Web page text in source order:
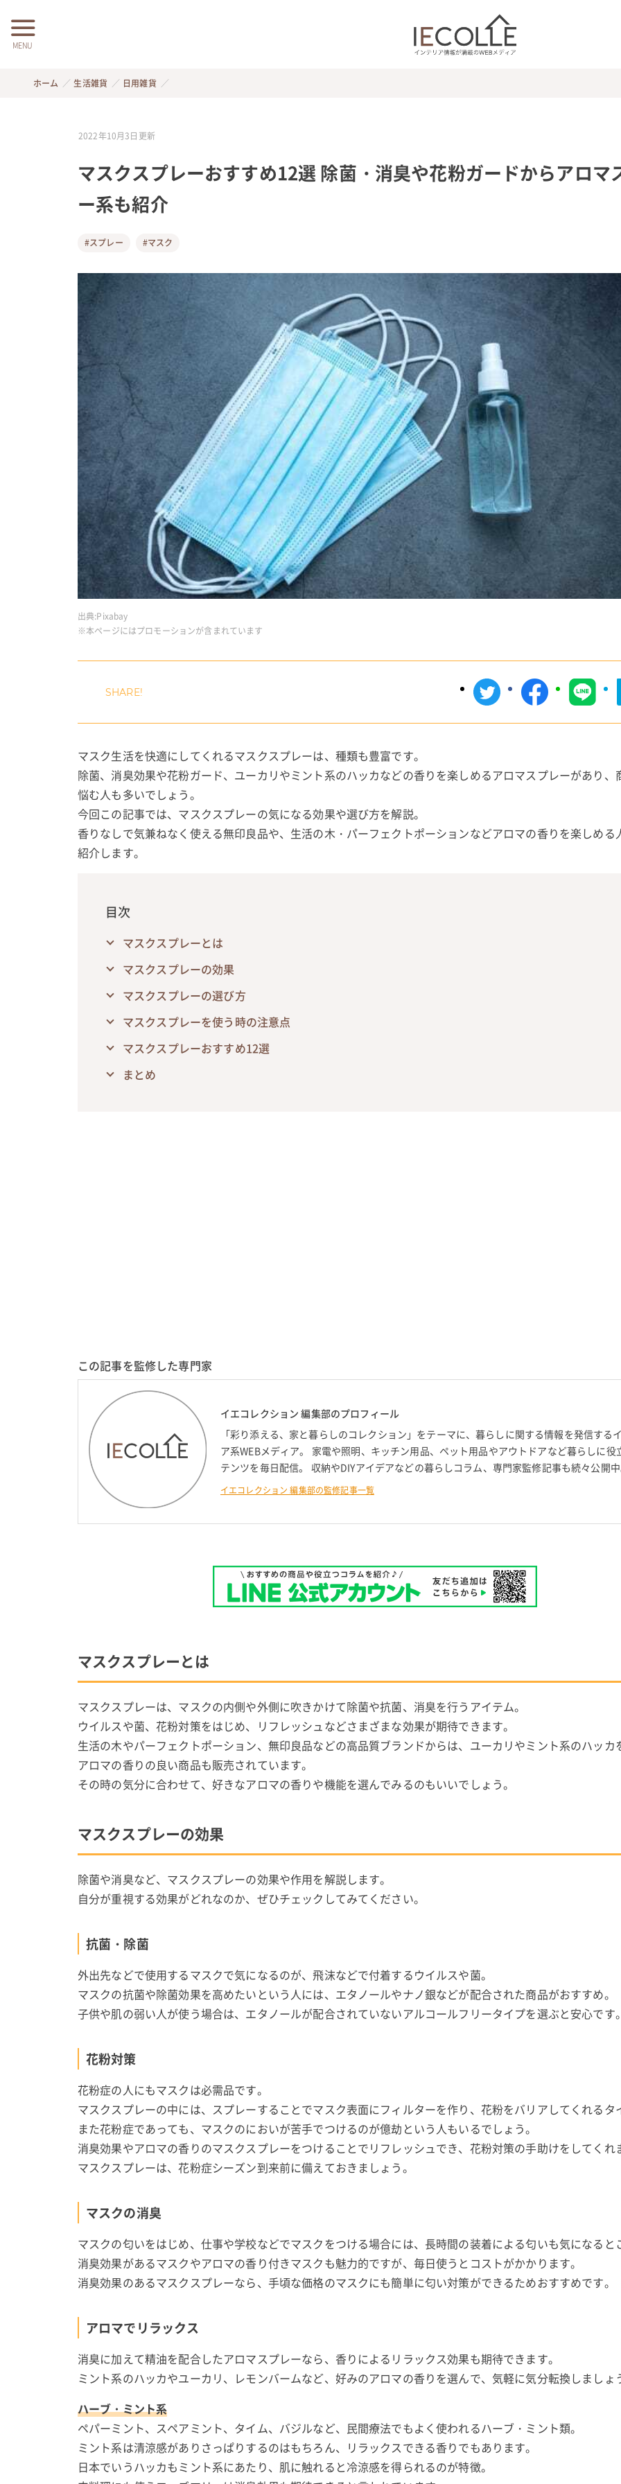
MENU
ホーム 生活雑貨 日用雑貨
2022年10月3日 更新
マスクスプレーおすすめ12選 除菌・消臭や花粉ガードからアロマ
ー系も紹介
#スプレー #マスク
出典:Pixabay
※本ページにはプロモーションが含まれています
マスク生活を快適にしてくれるマスクスプレーは、種類も豊富です。
除菌、消臭効果や花粉ガード、ユーカリやミント系のハッカなどの香りを楽しめるアロマスプレーがあり、
悩む人も多いでしょう。
今回この記事では、マスクスプレーの気になる効果や選び方を解説。
香りなしで気兼ねなく使える無印良品や、生活の木・パーフェクトポーションなどアロマの香りを楽しめる
紹介します。
目次
マスクスプレーとは
マスクスプレーの効果
マスクスプレーの選び方
マスクスプレーを使う時の注意点
マスクスプレーおすすめ12選
まとめ
この記事を監修した専門家
イエコレクション 編集部のプロフィール
「彩り添える、家と暮らしのコレクション」をテーマに、暮らしに関する情報を発信する
ア系WEBメディア。 家電や照明、キッチン用品、ペット用品やアウトドアなど暮らしに役
テンツを毎日配信。 収納やDIYアイデアなどの暮らしコラム、専門家監修記事も続々公開中
イエコレクション 編集部の監修記事一覧
マスクスプレーとは
マスクスプレーは、マスクの内側や外側に吹きかけて除菌や抗菌、消臭を行うアイテム。
ウイルスや菌、花粉対策をはじめ、リフレッシュなどさまざまな効果が期待できます。
生活の木やパーフェクトポーション、無印良品などの高品質ブランドからは、ユーカリやミント系のハッカ
アロマの香りの良い商品も販売されています。
その時の気分に合わせて、好きなアロマの香りや機能を選んでみるのもいいでしょう。
マスクスプレーの効果
除菌や消臭など、マスクスプレーの効果や作用を解説します。
自分が重視する効果がどれなのか、ぜひチェックしてみてください。
抗菌・除菌
外出先などで使用するマスクで気になるのが、飛沫などで付着するウイルスや菌。
マスクの抗菌や除菌効果を高めたいという人には、エタノールやナノ銀などが配合された商品がおすすめ。
子供や肌の弱い人が使う場合は、エタノールが配合されていないアルコールフリータイプを選ぶと安心です。
花粉対策
花粉症の人にもマスクは必需品です。
マスクスプレーの中には、スプレーすることでマスク表面にフィルターを作り、花粉をバリアしてくれるタ
また花粉症であっても、マスクのにおいが苦手でつけるのが億劫という人もいるでしょう。
消臭効果やアロマの香りのマスクスプレーをつけることでリフレッシュでき、花粉対策の手助けをしてくれ
マスクスプレーは、花粉症シーズン到来前に備えておきましょう。
マスクの消臭
マスクの匂いをはじめ、仕事や学校などでマスクをつける場合には、長時間の装着による匂いも気になると
消臭効果があるマスクやアロマの香り付きマスクも魅力的ですが、毎日使うとコストがかかります。
消臭効果のあるマスクスプレーなら、手頃な価格のマスクにも簡単に匂い対策ができるためおすすめです。
アロマでリラックス
消臭に加えて精油を配合したアロマスプレーなら、香りによるリラックス効果も期待できます。
ミント系のハッカやユーカリ、レモンバームなど、好みのアロマの香りを選んで、気軽に気分転換しましょ
ハーブ・ミント系
ペパーミント、スペアミント、タイム、バジルなど、民間療法でもよく使われるハーブ・ミント類。
ミント系は清涼感がありさっぱりするのはもちろん、リラックスできる香りでもあります。
日本でいうハッカもミント系にあたり、肌に触れると冷涼感を得られるのが特徴。